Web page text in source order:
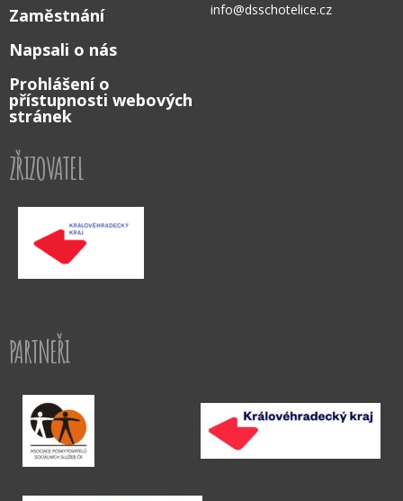
Zaměstnání
Napsali o nás
Prohlášení o
přístupnosti webových
stránek
info@dsschotelice.cz
ZŘIZOVATEL
PARTNEŘI